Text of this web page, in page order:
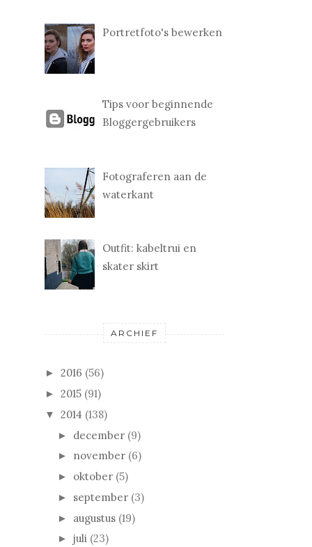
Portretfoto's bewerken
Tips voor beginnende
Bloggergebruikers
Fotograferen aan de
waterkant
Outfit: kabeltrui en
skater skirt
ARCHIEF
► 2016 (56)
► 2015 (91)
▼ 2014 (138)
► december (9)
► november (6)
► oktober (5)
► september (3)
► augustus (19)
► juli (23)